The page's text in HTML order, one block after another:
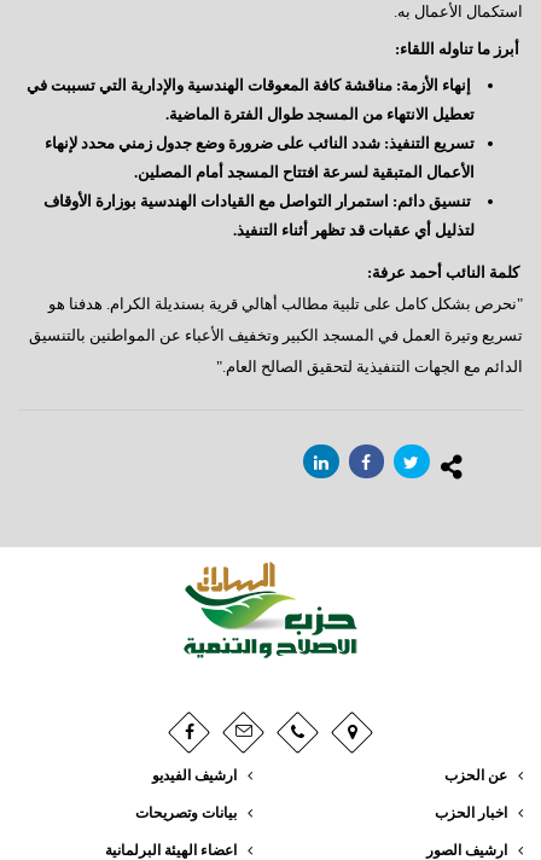
استكمال الأعمال به.
أبرز ما تناوله اللقاء:
إنهاء الأزمة: مناقشة كافة المعوقات الهندسية والإدارية التي تسببت في
تعطيل الانتهاء من المسجد طوال الفترة الماضية.
تسريع التنفيذ: شدد النائب على ضرورة وضع جدول زمني محدد لإنهاء
الأعمال المتبقية لسرعة افتتاح المسجد أمام المصلين.
تنسيق دائم: استمرار التواصل مع القيادات الهندسية بوزارة الأوقاف
لتذليل أي عقبات قد تظهر أثناء التنفيذ.
كلمة النائب أحمد عرفة:
"نحرص بشكل كامل على تلبية مطالب أهالي قرية بسنديلة الكرام. هدفنا هو
تسريع وتيرة العمل في المسجد الكبير وتخفيف الأعباء عن المواطنين بالتنسيق
الدائم مع الجهات التنفيذية لتحقيق الصالح العام."
عن الحزب
اخبار الحزب
ارشيف الصور
ارشيف الفيديو
بيانات وتصريحات
اعضاء الهيئة البرلمانية